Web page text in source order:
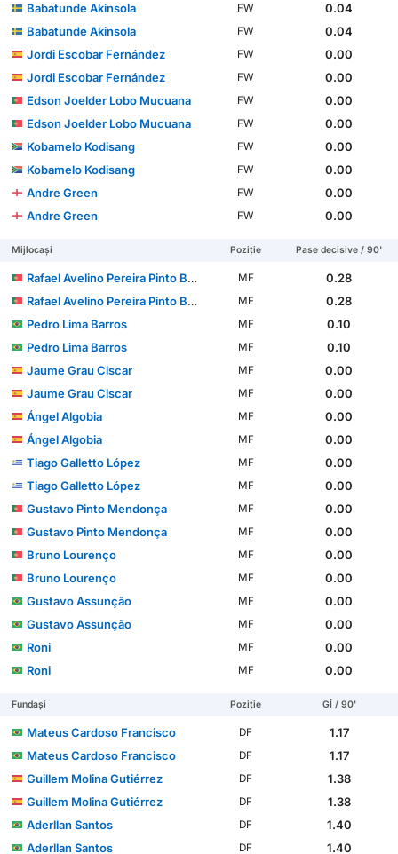
Babatunde Akinsola
FW
0.04
Babatunde Akinsola
FW
0.04
Jordi Escobar Fernández
FW
0.00
Jordi Escobar Fernández
FW
0.00
Edson Joelder Lobo Mucuana
FW
0.00
Edson Joelder Lobo Mucuana
FW
0.00
Kobamelo Kodisang
FW
0.00
Kobamelo Kodisang
FW
0.00
Andre Green
FW
0.00
Andre Green
FW 0.00
Mijlocași Poziție Pase decisive / 90'
Rafael Avelino Pereira Pinto Barbosa MF
0.28
Rafael Avelino Pereira Pinto Barbosa
MF
0.28
Pedro Lima Barros
MF
0.10
Pedro Lima Barros
MF
0.10
Jaume Grau Ciscar
MF
0.00
Jaume Grau Ciscar
MF
0.00
Ángel Algobia
MF
0.00
Ángel Algobia
MF
0.00
Tiago Galletto López
MF
0.00
Tiago Galletto López
MF
0.00
Gustavo Pinto Mendonça
MF
0.00
Gustavo Pinto Mendonça
MF
0.00
Bruno Lourenço
MF
0.00
Bruno Lourenço
MF
0.00
Gustavo Assunção
MF
0.00
Gustavo Assunção
MF
0.00
Roni
MF
0.00
Roni
MF 0.00
Fundași Poziție GÎ / 90'
Mateus Cardoso Francisco DF
1.17
Mateus Cardoso Francisco
DF
1.17
Guillem Molina Gutiérrez
DF
1.38
Guillem Molina Gutiérrez
DF
1.38
Aderllan Santos
DF
1.40
Aderllan Santos
DF 1.40